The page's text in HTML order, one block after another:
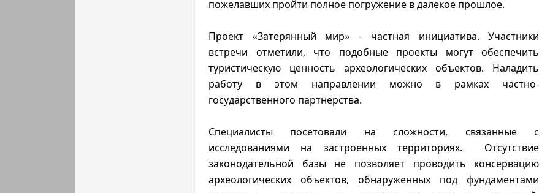
пожелавших пройти полное погружение в далекое прошлое.
Проект «Затерянный мир» - частная инициатива. Участники
встречи отметили, что подобные проекты могут обеспечить
туристическую ценность археологических объектов. Наладить
работу в этом направлении можно в рамках частно-
государственного партнерства.
Специалисты посетовали на сложности, связанные с
исследованиями на застроенных территориях. Отсутствие
законодательной базы не позволяет проводить консервацию
археологических объектов, обнаруженных под фундаментами